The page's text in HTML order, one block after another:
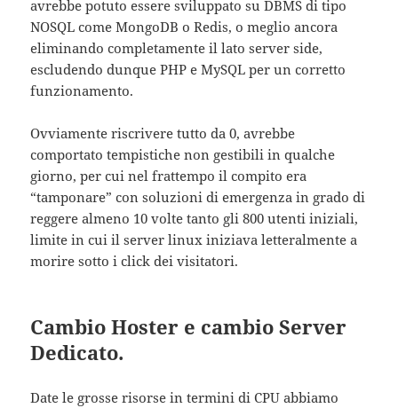
avrebbe potuto essere sviluppato su DBMS di tipo
NOSQL come MongoDB o Redis, o meglio ancora
eliminando completamente il lato server side,
escludendo dunque PHP e MySQL per un corretto
funzionamento.
Ovviamente riscrivere tutto da 0, avrebbe
comportato tempistiche non gestibili in qualche
giorno, per cui nel frattempo il compito era
“tamponare” con soluzioni di emergenza in grado di
reggere almeno 10 volte tanto gli 800 utenti iniziali,
limite in cui il server linux iniziava letteralmente a
morire sotto i click dei visitatori.
Cambio Hoster e cambio Server
Dedicato.
Date le grosse risorse in termini di CPU abbiamo